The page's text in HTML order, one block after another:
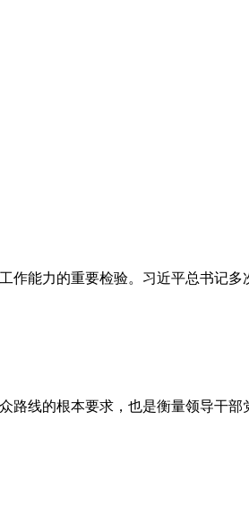
作能力的重要检验。习近平总书记多
路线的根本要求，也是衡量领导干